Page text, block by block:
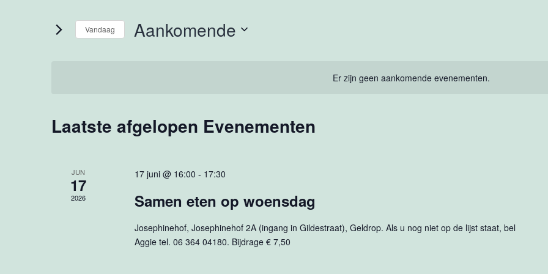
Er zijn geen aankomende evenementen.
Zoeken
navigatie
in.
keyword.
Vandaag Aankomende
Laatste afgelopen Evenementen
JUN
17
2026
17 juni @ 16:00 - 17:30
Samen eten op woensdag
Josephinehof, Josephinehof 2A (ingang in Gildestraat), Geldrop. Als u nog niet op de lijst staat, bel
Aggie tel. 06 364 04180. Bijdrage € 7,50